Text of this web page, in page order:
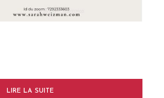
LIRE LA SUITE